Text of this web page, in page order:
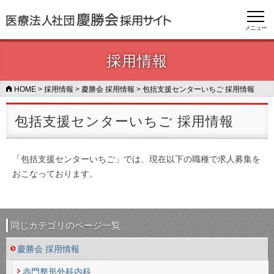
メニュー
採用情報
HOME > 採用情報 > 慶勝会 採用情報 > 包括支援センターいちご 採用情報
包括支援センターいちご 採用情報
「包括支援センターいちご」では、現在以下の職種で求人募集を
おこなっております。
同じカテゴリのページ一覧
慶勝会 採用情報
赤門整形外科内科